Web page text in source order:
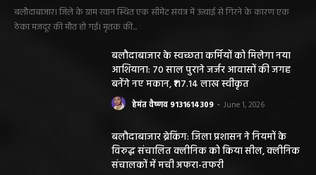
बलौदाबाजार। जिले के ग्राम रवान स्थित एक सीमेंट संयंत्र में ऊंचाई से गिरने के कारण एक
ठेका मजदूर की मौत हो गई। मृतक की...
बलौदाबाजार के स्वच्छता कर्मियों को मिलेगा नया
आशियाना: 70 साल पुराने जर्जर आवासों की जगह
बनेंगे नए मकान, ₹117.14 लाख स्वीकृत
हेमंत वैष्णव 9131614309 - June 1, 2026
बलौदाबाजार ब्रेकिंग: जिला प्रशासन ने नियमों के
विरुद्ध संचालित क्लीनिक को किया सील, क्लीनिक
संचालकों में मची अफरा-तफरी